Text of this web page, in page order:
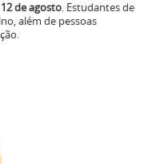
de agosto. Estudantes de
além de pessoas